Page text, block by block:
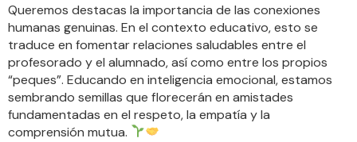
Queremos destacas la importancia de las conexiones
humanas genuinas. En el contexto educativo, esto se
traduce en fomentar relaciones saludables entre el
profesorado y el alumnado, así como entre los propios
“peques”. Educando en inteligencia emocional, estamos
sembrando semillas que florecerán en amistades
fundamentadas en el respeto, la empatía y la
comprensión mutua.